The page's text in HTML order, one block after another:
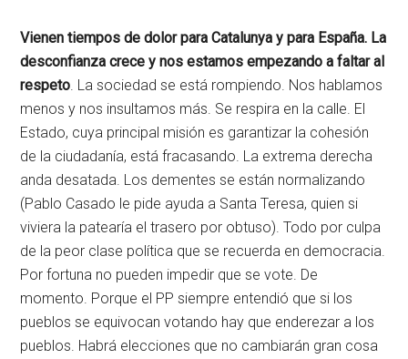
Vienen tiempos de dolor para Catalunya y para España. La
desconfianza crece y nos estamos empezando a faltar al
respeto . La sociedad se está rompiendo. Nos hablamos
menos y nos insultamos más. Se respira en la calle. El
Estado, cuya principal misión es garantizar la cohesión
de la ciudadanía, está fracasando. La extrema derecha
anda desatada. Los dementes se están normalizando
(Pablo Casado le pide ayuda a Santa Teresa, quien si
viviera la patearía el trasero por obtuso). Todo por culpa
de la peor clase política que se recuerda en democracia.
Por fortuna no pueden impedir que se vote. De
momento. Porque el PP siempre entendió que si los
pueblos se equivocan votando hay que enderezar a los
pueblos. Habrá elecciones que no cambiarán gran cosa